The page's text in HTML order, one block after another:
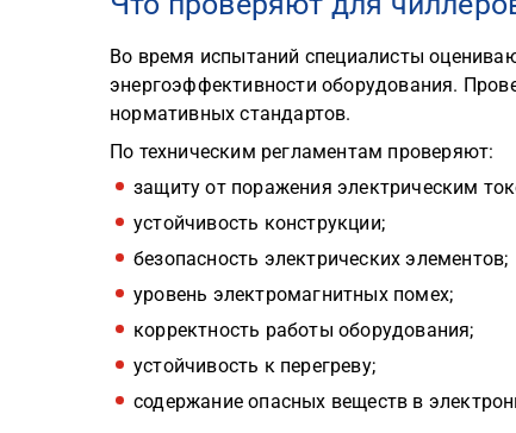
Во время испытаний специалисты
энергоэффективности оборудования.
нормативных стандартов.
По техническим регламентам проверяют:
защиту от поражения электрическим
устойчивость конструкции;
безопасность электрических элементов;
уровень электромагнитных помех;
корректность работы оборудования;
устойчивость к перегреву;
содержание опасных веществ в